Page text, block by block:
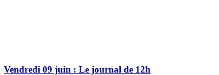
Vendredi 09 juin : Le journal de 12h